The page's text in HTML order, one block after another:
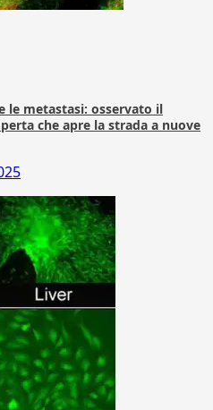
le metastasi: osservato il
che apre la strada a nuove